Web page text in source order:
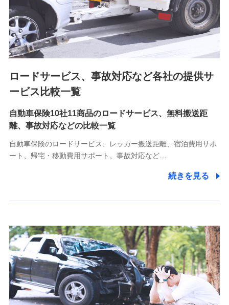
8.取引先個人情報
取引先としての選定業務、営業情報の提供業務、契約締結手
続き業務、取引管理業務、およびこれらに準ずる業務の遂行
のため
9.お問い合わせ情報
各種お問い合わせに対応するため
10.受託業務の 個人情報
受託業務の遂行およびこれらに準ずる業務の遂行のため
11.マイカー通勤管理クラウド並びに法人向けASPサー
をお送りするため
分析するため
当社の対応品質向上やお問い合わせ内容の正確な把握のため
個人情報保護管理者の職名、連絡先
株式会社ドコモ・インシュアランス 営業部長
〒103-0013 東京都中央区日本橋人形町2-14-10 アーバン
ネット日本橋ビル 3F
株式会社ドコモ・インシュアランス
ロードサービス、事故対応など各社の提供サ
ービス比較一覧
自動車保険10社11商品のロードサービス、無料搬送距
離、事故対応などの比較一覧
自動車保険のロードサービス、レッカー搬送距離、宿泊費用サポ
ート、帰宅・移動費用サポート、事故対応など…
続きを見る